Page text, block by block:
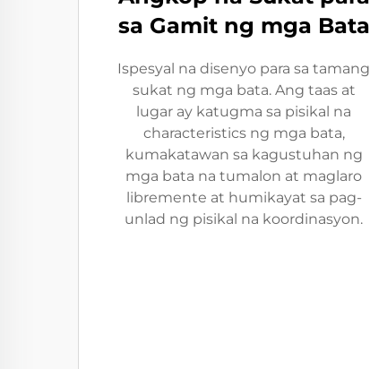
sa Gamit ng mga Bata
Ispesyal na disenyo para sa tamang
sukat ng mga bata. Ang taas at
lugar ay katugma sa pisikal na
characteristics ng mga bata,
kumakatawan sa kagustuhan ng
mga bata na tumalon at maglaro
libremente at humikayat sa pag-
unlad ng pisikal na koordinasyon.